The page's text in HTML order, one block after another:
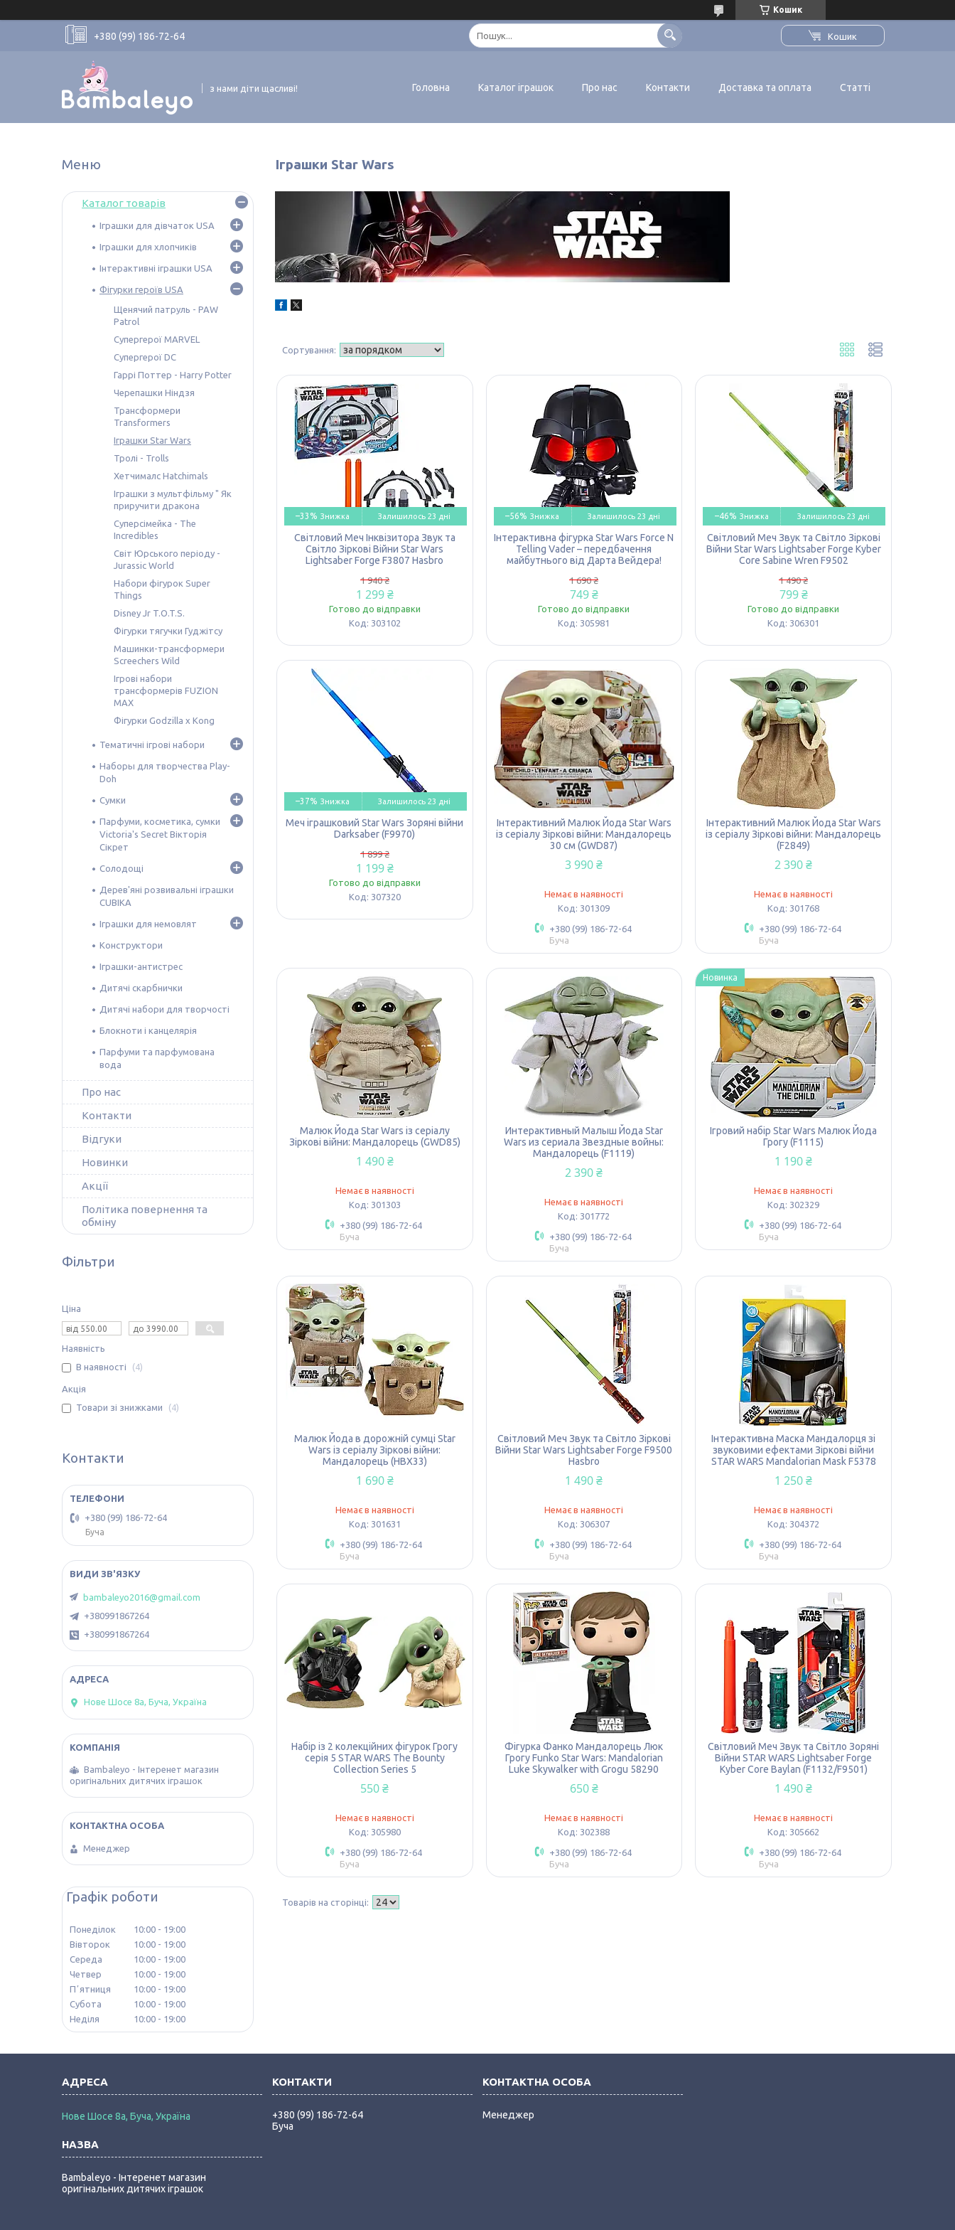
Кошик
+380 (99) 186-72-64 Кошик
з нами діти щасливі! Головна Каталог іграшок Про нас Контакти Доставка та оплата Статті
Іграшки Star Wars
–33% Залишилось 23 дні
Світловий Меч Інквізитора Звук та
Світло Зіркові Війни Star Wars
Lightsaber Forge F3807 Hasbro
1 940 ₴
1 299 ₴
Готово до відправки
303102
–56% Залишилось 23 дні
Інтерактивна фігурка Star Wars Force N
Telling Vader – передбачення
майбутнього від Дарта Вейдера!
1 690 ₴
749 ₴
Готово до відправки
305981
–46% Залишилось 23 дні
Світловий Меч Звук та Світло Зіркові
Війни Star Wars Lightsaber Forge Kyber
Core Sabine Wren F9502
1 490 ₴
799 ₴
Готово до відправки
306301
–37% Залишилось 23 дні
​​Меч іграшковий Star Wars Зоряні війни
Darksaber (F9970)
1 899 ₴
1 199 ₴
Готово до відправки
307320
Інтерактивний Малюк Йода Star Wars
із серіалу Зіркові війни: Мандалорець
30 см (GWD87)
3 990 ₴
Немає в наявності
301309
+380 (99) 186-72-64
Буча
Інтерактивний Малюк Йода Star Wars
із серіалу Зіркові війни: Мандалорець
(F2849)
2 390 ₴
Немає в наявності
301768
+380 (99) 186-72-64
Буча
Малюк Йода Star Wars із серіалу
Зіркові війни: Мандалорець (GWD85)
1 490 ₴
Немає в наявності
301303
+380 (99) 186-72-64
Буча
Интерактивный Малыш Йода Star
Wars из сериала Звездные войны:
Мандалорець (F1119)
2 390 ₴
Немає в наявності
301772
+380 (99) 186-72-64
Буча
Новинка
Ігровий набір Star Wars Малюк Йода
Грогу (F1115)
1 190 ₴
Немає в наявності
302329
+380 (99) 186-72-64
Буча
Малюк Йода в дорожній сумці Star
Wars із серіалу Зіркові війни:
Мандалорець (HBX33)
1 690 ₴
Немає в наявності
301631
+380 (99) 186-72-64
Буча
Світловий Меч Звук та Світло Зіркові
Війни Star Wars Lightsaber Forge F9500
Hasbro
1 490 ₴
Немає в наявності
306307
+380 (99) 186-72-64
Буча
Інтерактивна Маска Мандалорця зі
звуковими ефектами Зіркові війни
STAR WARS Mandalorian Mask F5378
1 250 ₴
Немає в наявності
304372
+380 (99) 186-72-64
Буча
Набір із 2 колекційних фігурок Грогу
серія 5 STAR WARS The Bounty
Collection Series 5
550 ₴
Немає в наявності
305980
+380 (99) 186-72-64
Буча
Фігурка Фанко Мандалорець Люк
Грогу Funko Star Wars: Mandalorian
Luke Skywalker with Grogu 58290
650 ₴
Немає в наявності
302388
+380 (99) 186-72-64
Буча
Світловий Меч Звук та Світло Зоряні
Війни STAR WARS Lightsaber Forge
Kyber Core Baylan (F1132/F9501)
1 490 ₴
Немає в наявності
305662
+380 (99) 186-72-64
Буча
Каталог товарів
Іграшки для дівчаток USA
Іграшки для хлопчиків
Інтерактивні іграшки USA
Фігурки героїв USA
Щенячий патруль - PAW
Patrol
Супергерої MARVEL
Супергерої DC
Гаррі Поттер - Harry Potter
Черепашки Ніндзя
Трансформери
Transformers
Іграшки Star Wars
Тролі - Trolls
Хетчималс Hatchimals
Іграшки з мультфільму " Як
приручити дракона
Суперсімейка - The
Incredibles
Світ Юрського періоду -
Jurassic World
Набори фігурок Super
Things
Disney Jr T.O.T.S.
Фігурки тягучки Гуджітсу
Машинки-трансформери
Screechers Wild
Ігрові набори
трансформерів FUZION
MAX
Фігурки Godzilla x Kong
Тематичні ігрові набори
Наборы для творчества Play-
Doh
Сумки
Парфуми, косметика, сумки
Victoria's Secret Вікторія
Сікрет
Солодощі
Дерев'яні розвивальні іграшки
CUBIKA
Іграшки для немовлят
Конструктори
Іграшки-антистрес
Дитячі скарбнички
Дитячі набори для творчості
Блокноти і канцелярія
Парфуми та парфумована
вода
Про нас
Контакти
Відгуки
Новинки
Акції
Політика повернення та
обміну
Фільтри
Ціна
Наявність
В наявності
4
Акція
Товари зі знижками
4
Контакти
+380 (99) 186-72-64
Буча
bambaleyo2016@gmail.com
+380991867264
+380991867264
Нове Шосе 8а, Буча, Україна
Bambaleyo - Інтеренет магазин
оригінальних дитячих іграшок
Менеджер
Графік роботи
Понеділок 10:00
19:00
Вівторок
10:00
19:00
Середа
10:00
19:00
Четвер
10:00
19:00
Пʼятниця
10:00
19:00
Субота
10:00
19:00
Неділя
10:00 19:00
Нове Шосе 8а, Буча, Україна
Bambaleyo - Інтеренет магазин
оригінальних дитячих іграшок
+380 (99) 186-72-64
Буча
Менеджер